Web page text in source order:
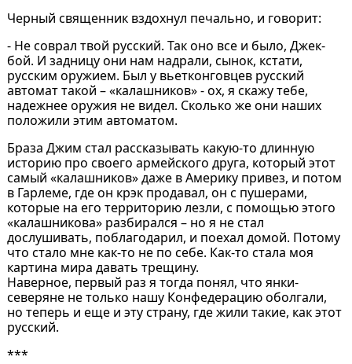
Черный священник вздохнул печально, и говорит:
- Не соврал твой русский. Так оно все и было, Джек-
бой. И задницу они нам надрали, сынок, кстати,
русским оружием. Был у вьетконговцев русский
автомат такой – «калашников» - ох, я скажу тебе,
надежнее оружия не видел. Сколько же они наших
положили этим автоматом.
Браза Джим стал рассказывать какую-то длинную
историю про своего армейского друга, который этот
самый «калашников» даже в Америку привез, и потом
в Гарлеме, где он крэк продавал, он с пушерами,
которые на его территорию лезли, с помощью этого
«калашникова» разбирался – но я не стал
дослушивать, поблагодарил, и поехал домой. Потому
что стало мне как-то не по себе. Как-то стала моя
картина мира давать трещину.
Наверное, первый раз я тогда понял, что янки-
северяне не только нашу Конфедерацию оболгали,
но теперь и еще и эту страну, где жили такие, как этот
русский.
***